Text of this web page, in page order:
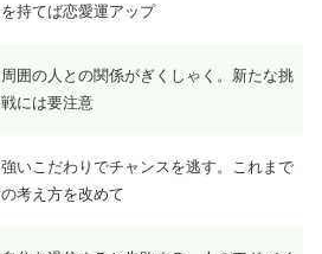
を持てば恋愛運アップ
周囲の人との関係がぎくしゃく。新たな挑
戦には要注意
強いこだわりでチャンスを逃す。これまで
の考え方を改めて